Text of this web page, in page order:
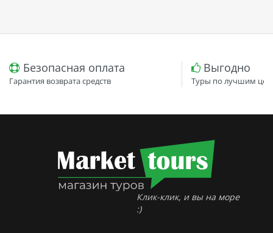
Безопасная оплата
Гарантия возврата средств
Выгодно
Туры по лучшим
Клик-клик, и вы на море
:)